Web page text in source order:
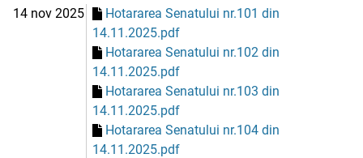
14 nov 2025
Hotararea Senatului nr.101 din
14.11.2025.pdf
Hotararea Senatului nr.102 din
14.11.2025.pdf
Hotararea Senatului nr.103 din
14.11.2025.pdf
Hotararea Senatului nr.104 din
14.11.2025.pdf